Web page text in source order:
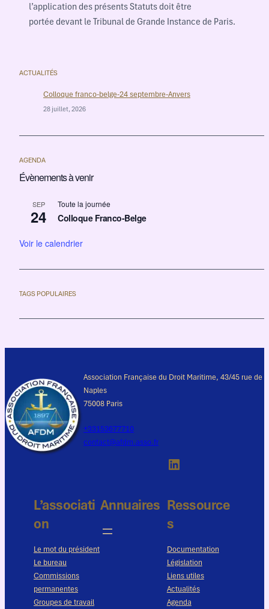
l’application des présents Statuts doit être
portée devant le Tribunal de Grande Instance de Paris.
ACTUALITÉS
Colloque franco-belge-24 septembre-Anvers
28 juillet, 2026
AGENDA
Évènements à venir
SEP
24
Toute la journée
Colloque Franco-Belge
Voir le calendrier
TAGS POPULAIRES
Association Française du Droit Maritime, 43/45 rue de
Naples
75008 Paris
+33153677710
contact@afdm.asso.fr
LinkedIn
L’associati
on
Le mot du président
Le bureau
Commissions
permanentes
Groupes de travail
Annuaires Ressource
s
Documentation
Législation
Liens utiles
Actualités
Agenda